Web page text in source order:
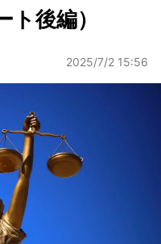
後編）
2025/7/2 15:56